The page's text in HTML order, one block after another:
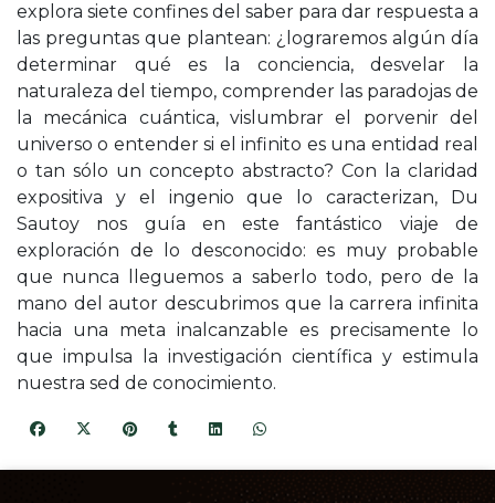
explora siete confines del saber para dar respuesta a
las preguntas que plantean: ¿lograremos algún día
determinar qué es la conciencia, desvelar la
naturaleza del tiempo, comprender las paradojas de
la mecánica cuántica, vislumbrar el porvenir del
universo o entender si el infinito es una entidad real
o tan sólo un concepto abstracto? Con la claridad
expositiva y el ingenio que lo caracterizan, Du
Sautoy nos guía en este fantástico viaje de
exploración de lo desconocido: es muy probable
que nunca lleguemos a saberlo todo, pero de la
mano del autor descubrimos que la carrera infinita
hacia una meta inalcanzable es precisamente lo
que impulsa la investigación científica y estimula
nuestra sed de conocimiento.